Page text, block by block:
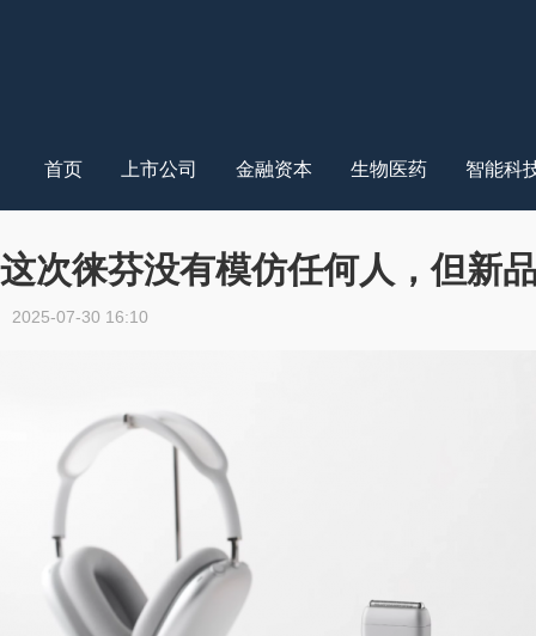
首页 上市公司 金融资本 生物医药 智能科
这次徕芬没有模仿任何人，但新
2025-07-30 16:10